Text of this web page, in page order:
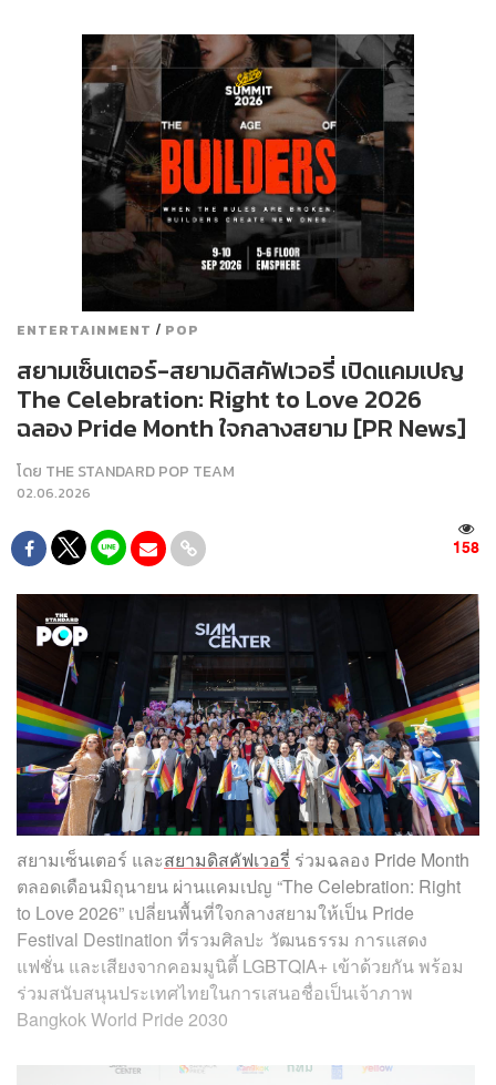
ENTERTAINMENT / POP
สยามเซ็นเตอร์-สยามดิสคัฟเวอรี่ เปิดแคมเปญ
The Celebration: Right to Love 2026
ฉลอง Pride Month ใจกลางสยาม [PR News]
โดย THE STANDARD POP TEAM
02.06.2026
158
สยามเซ็นเตอร์ และสยามดิสคัฟเวอรี่ ร่วมฉลอง Pride Month
ตลอดเดือนมิถุนายน ผ่านแคมเปญ “The Celebration: Right
to Love 2026” เปลี่ยนพื้นที่ใจกลางสยามให้เป็น Pride
Festival Destination ที่รวมศิลปะ วัฒนธรรม การแสดง
แฟชั่น และเสียงจากคอมมูนิตี้ LGBTQIA+ เข้าด้วยกัน พร้อม
ร่วมสนับสนุนประเทศไทยในการเสนอชื่อเป็นเจ้าภาพ
Bangkok World Pride 2030